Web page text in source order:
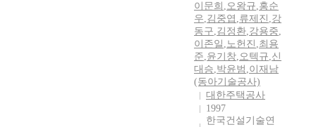
이문희 ,오왕규,홍순
우,김중엽 ,류제진 ,강
동구,김정환,강용중,
이존일 ,노헌진 ,최용
준,윤기창,오텍규,신
대승,박윤범 ,이재남
(동아기술공사)
대한주택공사
1997
한국건설기술연